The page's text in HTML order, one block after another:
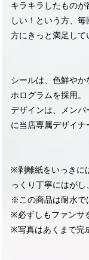
キラキラしたもの
しい！という方、
方にきっと満足して
シールは、色鮮や
ホログラムを採用。
デザインは、メンバ
に当店専属デザイナ
※剥離紙をいっきに
っくり丁寧にはがし
※この商品は耐水で
※必ずしもファンサ
※写真はあくまで完